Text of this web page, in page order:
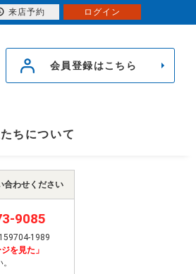
会員登録はこちら
ちについて
合わせください
9085
1989
を見た」
来店予約 ログイン